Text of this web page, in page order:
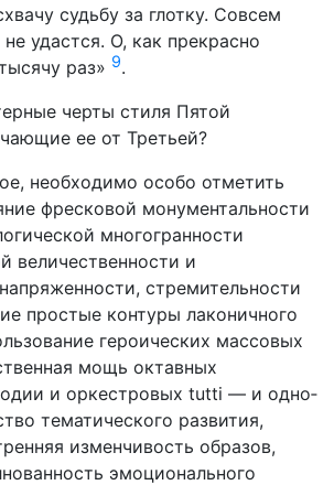
судьбу за глотку. Совсем
удастся. О, как пре­красно
раз» 9.
черты стиля Пятой
ее от Третьей?
необходимо особо отметить
фресковой монументальности
многогранности
величественности и
стремительности
простые контуры лаконичного
героических массовых
мощь октавных
и оркестровых tutti — и одно­
тематического развития,
изменчивость образов,
эмоционального